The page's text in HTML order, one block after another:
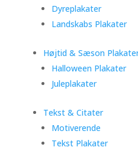
Dyreplakater
Landskabs Plakater
Højtid & Sæson
Halloween Plakater
Juleplakater
Tekst & Citater
Motiverende
Tekst Plakater